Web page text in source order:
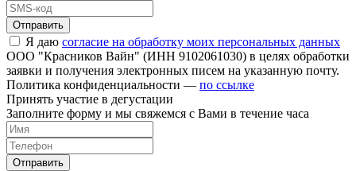
Отправить
Я даю согласие на обработку моих персональных данных
ООО "Красников Вайн" (ИНН 9102061030) в целях обработки
заявки и получения электронных писем на указанную почту.
Политика конфиденциальности — по ссылке
Принять участие в дегустации
Заполните форму и мы свяжемся с Вами в течение часа
Отправить